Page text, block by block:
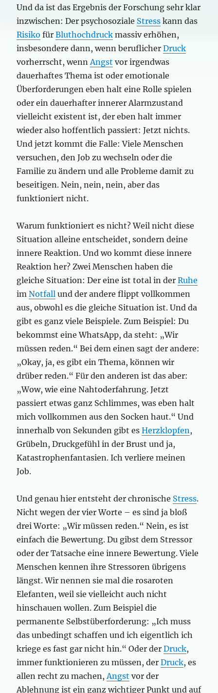
Und da ist das Ergebnis der Forschung sehr klar
inzwischen: Der psychosoziale Stress kann das
Risiko fürBluthochdruck massiv erhöhen,
insbesondere dann, wenn beruflicherDruck
vorherrscht, wennAngst vor irgendwas
dauerhaftes Thema ist oder emotionale
Überforderungen eben halt eine Rolle spielen
oder ein dauerhafter innerer Alarmzustand
vielleicht existent ist, der eben halt immer
wieder also hoffentlich passiert: Jetzt nichts.
Und jetzt kommt die Falle: Viele Menschen
versuchen, den Job zu wechseln oder die
Familie zu ändern und alle Probleme damit zu
beseitigen. Nein, nein, nein, aber das
funktioniert nicht.
Warum funktioniert es nicht? Weil nicht diese
Situation alleine entscheidet, sondern deine
innere Reaktion. Und wo kommt diese innere
Reaktion her? Zwei Menschen haben die
gleiche Situation: Der eine ist total in derRuhe
imNotfall und der andere flippt vollkommen
aus, obwohl es die gleiche Situation ist. Und da
gibt es ganz viele Beispiele. Zum Beispiel: Du
bekommst eine WhatsApp, da steht: „Wir
müssen reden.“ Bei dem einen sagt der andere:
„Okay, ja, es gibt ein Thema, können wir
drüber reden.“ Für den anderen ist das aber:
„Wow, wie eine Nahtoderfahrung. Jetzt
passiert etwas ganz Schlimmes, was eben halt
mich vollkommen aus den Socken haut.“ Und
innerhalb von Sekunden gibt esHerzklopfen,
Grübeln, Druckgefühl in der Brust und ja,
Katastrophenfantasien. Ich verliere meinen
Job.
Und genau hier entsteht der chronische Stress.
Nicht wegen der vier Worte – es sind ja bloß
drei Worte: „Wir müssen reden.“ Nein, es ist
einfach die Bewertung. Du gibst dem Stressor
oder der Tatsache eine innere Bewertung. Viele
Menschen kennen ihre Stressoren übrigens
längst. Wir nennen sie mal die rosaroten
Elefanten, weil sie vielleicht auch nicht
hinschauen wollen. Zum Beispiel die
permanente Selbstüberforderung: „Ich muss
das unbedingt schaffen und ich eigentlich ich
kriege es fast gar nicht hin.“ Oder derDruck,
immer funktionieren zu müssen, derDruck, es
allen recht zu machen,Angst vor der
Ablehnung ist ein ganz wichtiger Punkt und auf